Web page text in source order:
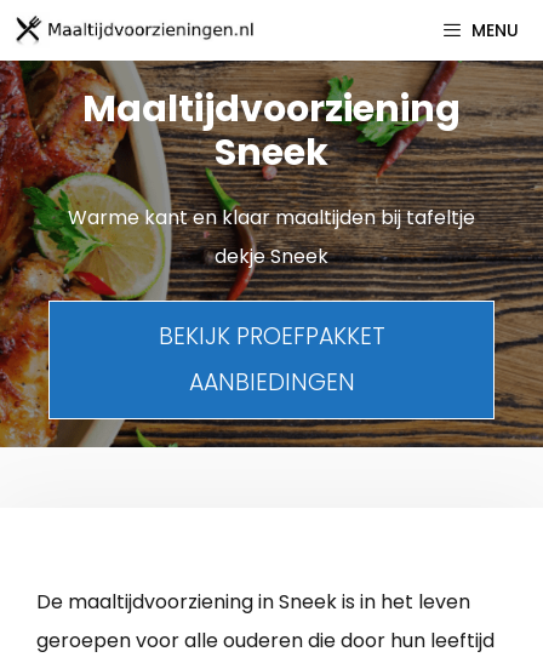
Spring
naar
inhoud
MENU
Maaltijdvoorziening
Sneek
Warme kant en klaar maaltijden bij tafeltje
dekje Sneek
BEKIJK PROEFPAKKET
AANBIEDINGEN
De maaltijdvoorziening in Sneek is in het leven
geroepen voor alle ouderen die door hun leeftijd